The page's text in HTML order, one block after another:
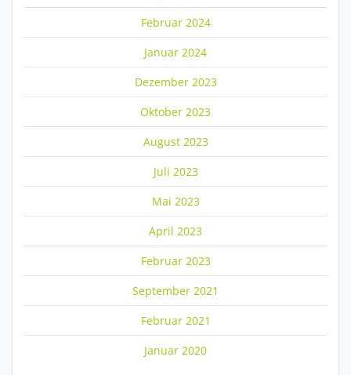
Februar 2024
Januar 2024
Dezember 2023
Oktober 2023
August 2023
Juli 2023
Mai 2023
April 2023
Februar 2023
September 2021
Februar 2021
Januar 2020